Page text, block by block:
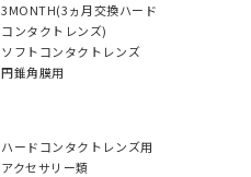
3MONTH(3ヵ月交換ハード
コンタクトレンズ)
ソフトコンタクトレンズ
円錐角膜用
ハードコンタクトレンズ用
アクセサリー類